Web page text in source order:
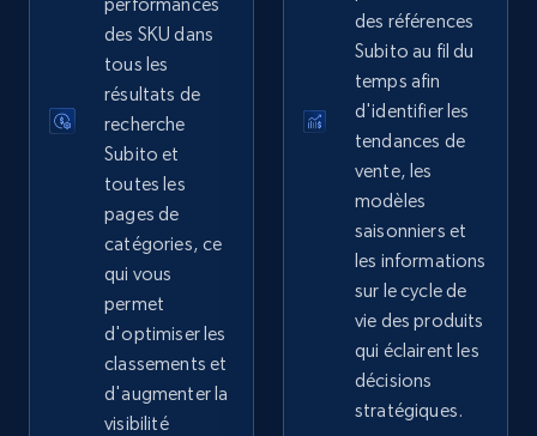
2.5K+ 359+ Commencer
Google Shopping
URL, Product id, Title, Product description,
Rating, Reviews count, Images, Variations, and
more.
2.4K+ Commencer
Google Shopping - collects products from
des SKU dans
tous les
résultats de
recherche
Subito et
toutes les
pages de
catégories, ce
qui vous
permet
d'optimiser les
classements et
d'augmenter la
visibilité
des références
Subito au fil du
temps afin
d'identifier les
tendances de
vente, les
modèles
saisonniers et
les informations
sur le cycle de
vie des produits
qui éclairent les
décisions
stratégiques.